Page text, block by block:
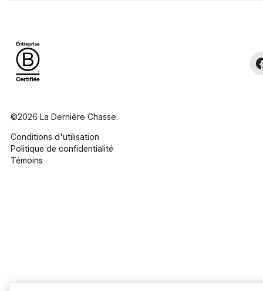
©2026 La Dernière Chasse.
Conditions d'utilisation
Politique de confidentialité
Témoins